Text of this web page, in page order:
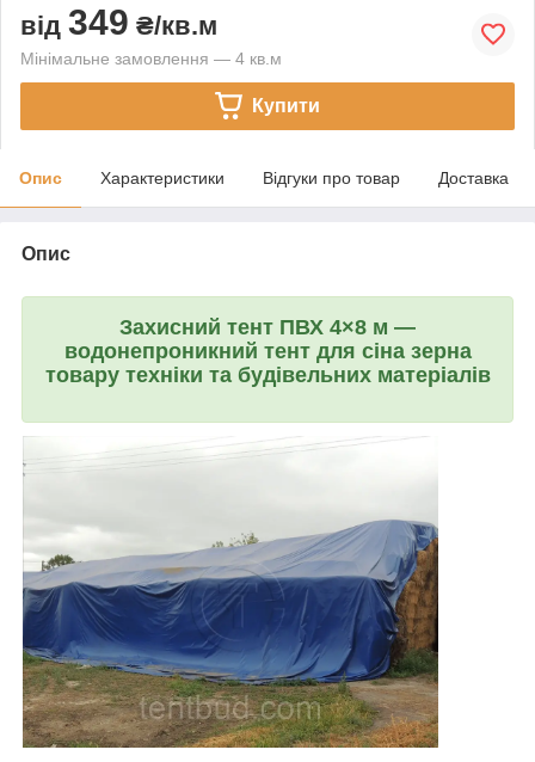
від 349 ₴/кв.м
Мінімальне замовлення — 4 кв.м
Купити
Опис Характеристики Відгуки про товар Доставка
Опис
Захисний тент ПВХ 4×8 м —
водонепроникний тент для сіна зерна
товару техніки та будівельних матеріалів